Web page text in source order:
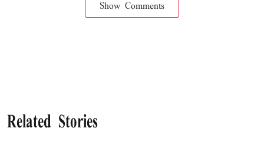
Show Comments
Related Stories